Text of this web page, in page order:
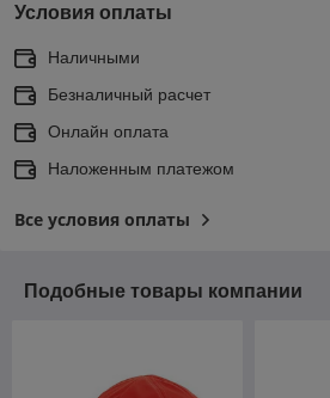
Условия оплаты
Наличными
Безналичный расчет
Онлайн оплата
Наложенным платежом
Все условия оплаты
Подобные товары компании